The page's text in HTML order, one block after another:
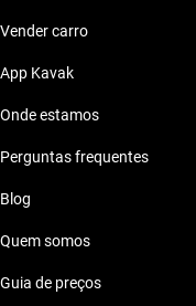
Vender carro
App Kavak
Onde estamos
Perguntas frequentes
Blog
Quem somos
Guia de preços